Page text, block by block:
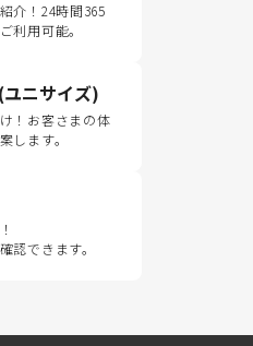
介！24時間365
利用可能。
ニサイズ)
！お客さまの体
します。
認できます。